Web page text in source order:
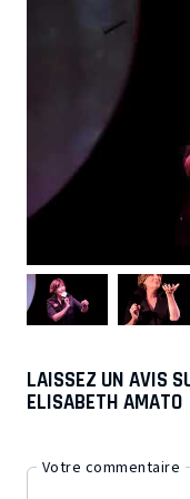
LAISSEZ UN AVIS
ELISABETH AMATO
Votre commentaire